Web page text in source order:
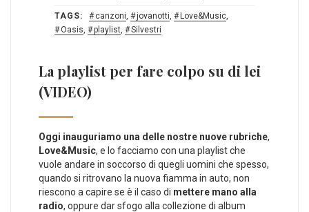
TAGS: canzoni jovanotti Love&Music
Oasis
playlist Silvestri
La playlist per fare colpo su di lei
(VIDEO)
Oggi inauguriamo una delle nostre nuove rubriche,
Love&Music, e lo facciamo con una playlist che
vuole andare in soccorso di quegli uomini che spesso,
quando si ritrovano la nuova fiamma in auto, non
riescono a capire se è il caso di mettere mano alla
radio, oppure dar sfogo alla collezione di album